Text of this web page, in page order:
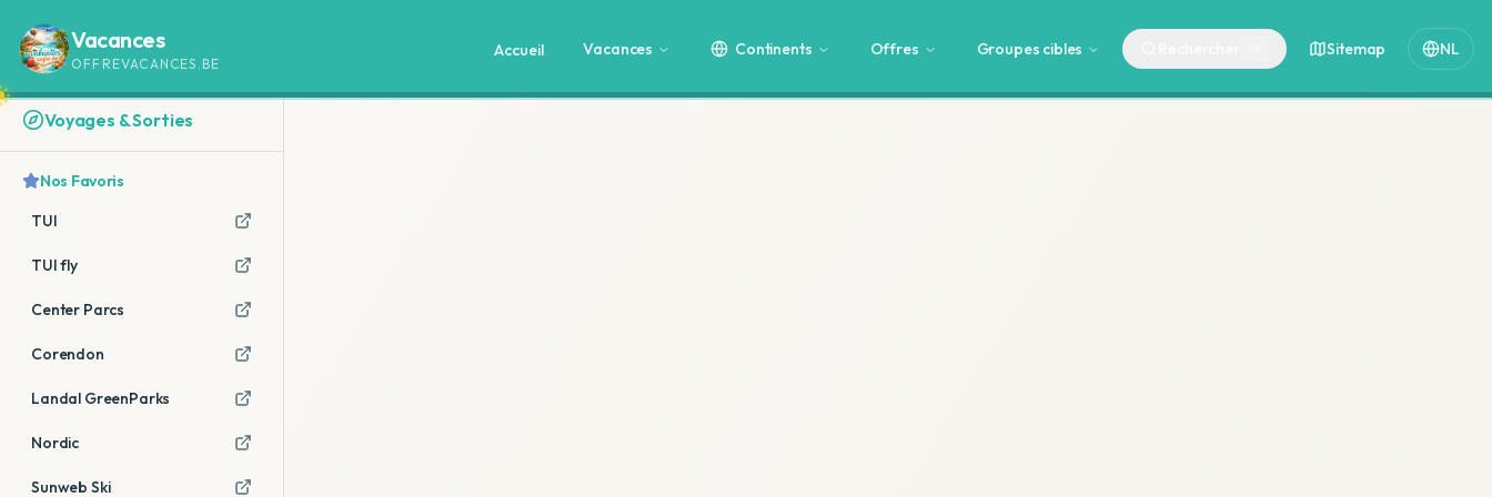
Vacances
OFFREVACANCES.BE
Accueil Vacances Continents Offres Groupes cibles Sitemap NL
Voyages & Sorties
Nos Favoris
TUI
TUI fly
Center Parcs
Corendon
Landal GreenParks
Nordic
Sunweb Ski